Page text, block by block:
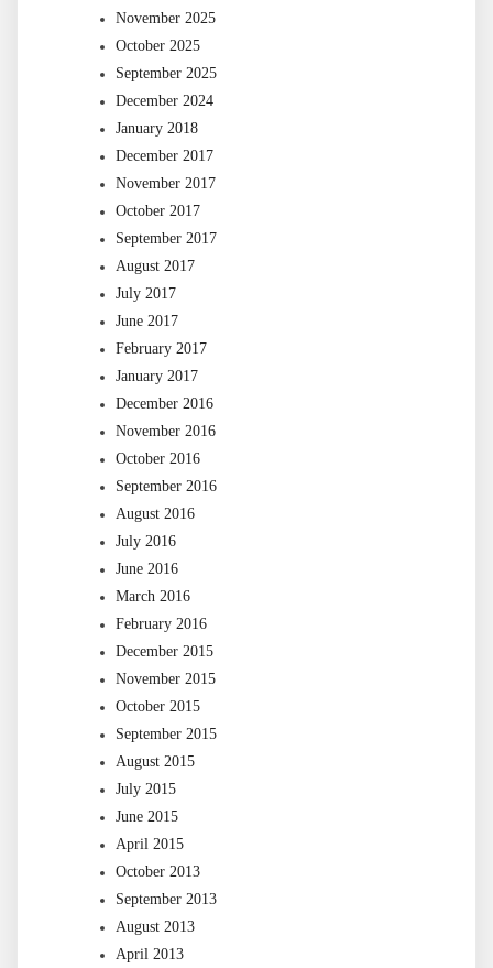
November 2025
October 2025
September 2025
December 2024
January 2018
December 2017
November 2017
October 2017
September 2017
August 2017
July 2017
June 2017
February 2017
January 2017
December 2016
November 2016
October 2016
September 2016
August 2016
July 2016
June 2016
March 2016
February 2016
December 2015
November 2015
October 2015
September 2015
August 2015
July 2015
June 2015
April 2015
October 2013
September 2013
August 2013
April 2013